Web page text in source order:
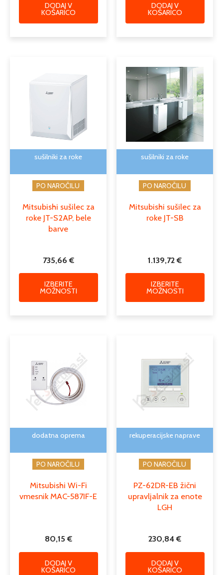
DODAJ V
KOŠARICO
DODAJ V
KOŠARICO
sušilniki za roke
PO NAROČILU
Mitsubishi sušilec za
roke JT-S2AP, bele
barve
735,66€
IZBERITE
MOŽNOSTI
izdelka
sušilniki za roke
PO NAROČILU
Mitsubishi sušilec za
roke JT-SB
1.139,72€
IZBERITE
MOŽNOSTI
dodatna oprema
PO NAROČILU
Mitsubishi Wi-Fi
vmesnik MAC-587IF-E
80,15€
DODAJ V
KOŠARICO
rekuperacijske naprave
PO NAROČILU
PZ-62DR-EB žični
upravljalnik za enote
LGH
230,84€
DODAJ V
KOŠARICO